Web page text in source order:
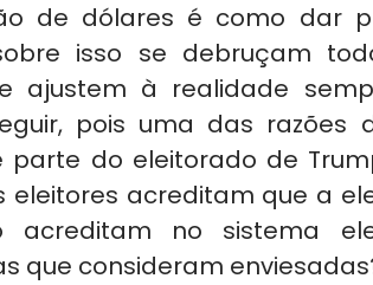
de dólares é como dar
isso se debruçam
ajustem à realidade
pois uma das razões
parte do eleitorado de
eleitores acreditam que a
acreditam no sistema
que consideram